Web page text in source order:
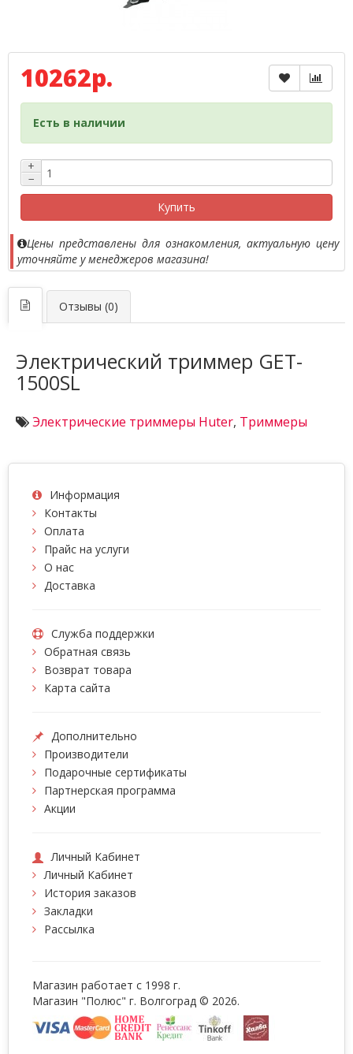
10262р.
Есть в наличии
+
−
Купить
Цены представлены для ознакомления, актуальную цену
уточняйте у менеджеров магазина!
Отзывы (0)
Электрический триммер GET-
1500SL
Электрические триммеры Huter, Триммеры
Информация
Контакты
Оплата
Прайс на услуги
О нас
Доставка
Служба поддержки
Обратная связь
Возврат товара
Карта сайта
Дополнительно
Производители
Подарочные сертификаты
Партнерская программа
Акции
Личный Кабинет
Личный Кабинет
История заказов
Закладки
Рассылка
Магазин работает с 1998 г.
Магазин "Полюс" г. Волгоград © 2026.